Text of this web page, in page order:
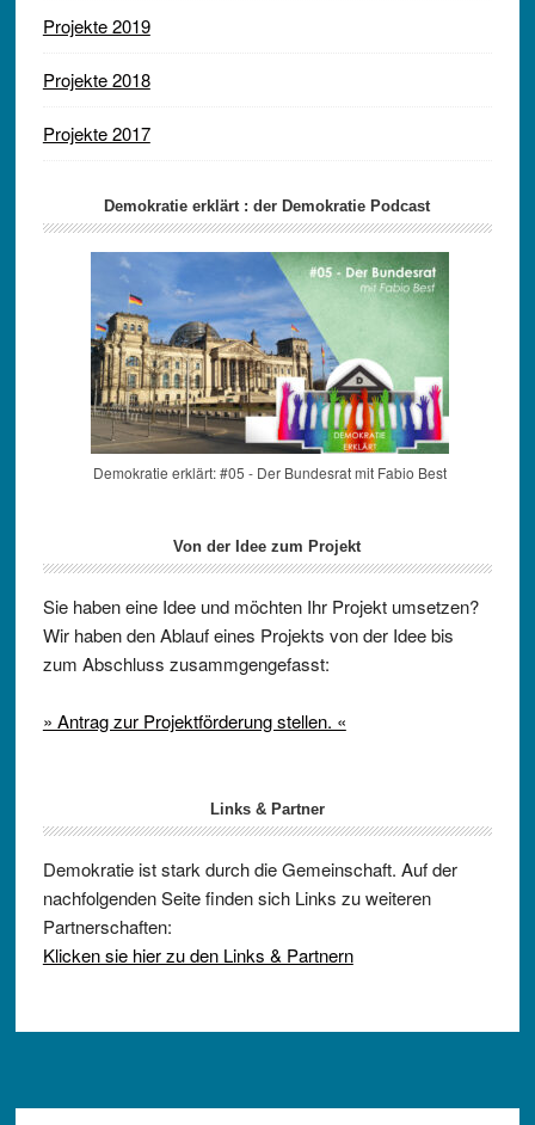
Projekte 2019
Projekte 2018
Projekte 2017
Demokratie erklärt : der Demokratie Podcast
Demokratie erklärt: #05 - Der Bundesrat mit Fabio Best
Von der Idee zum Projekt
Sie haben eine Idee und möchten Ihr Projekt umsetzen?
Wir haben den Ablauf eines Projekts von der Idee bis
zum Abschluss zusammgengefasst:
» Antrag zur Projektförderung stellen. «
Links & Partner
Demokratie ist stark durch die Gemeinschaft. Auf der
nachfolgenden Seite finden sich Links zu weiteren
Partnerschaften:
Klicken sie hier zu den Links & Partnern